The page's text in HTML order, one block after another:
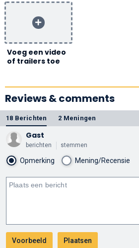
Voeg een video
of trailers toe
Reviews & comments
18 Berichten 2 Meningen
Gast
berichten stemmen
Opmerking Mening/Recensie